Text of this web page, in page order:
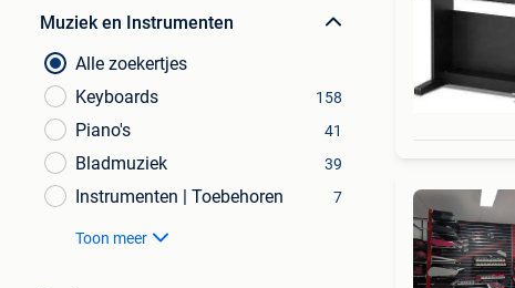
Muziek en Instrumenten
Alle zoekertjes
Keyboards
158
Piano's 41
Bladmuziek 39
Instrumenten | Toebehoren 7
Toon meer